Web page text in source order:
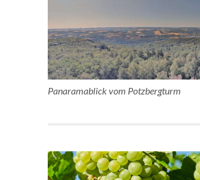
Panaramablick vom Potzbergturm